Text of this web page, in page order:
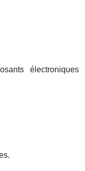
électroniques